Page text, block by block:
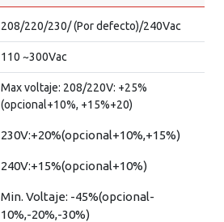
208/220/230/ (Por defecto)/240Vac
110 ~300Vac
Max voltaje: 208/220V: +25%
(opcional+10%, +15%+20)
230V:+20%(opcional+10%,+15%)
240V:+15%(opcional+10%)
Min. Voltaje: -45%(opcional-
10%,-20%,-30%)